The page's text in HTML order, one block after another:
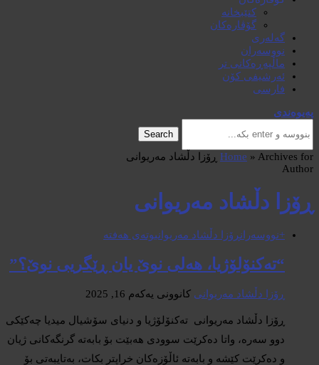
کتێبخانە
گۆڤارەکان
گەلەری
نووسەران
ماڵپەڕەکانی تر
ئەرشیفی کۆن
فارسی
پەیوەندی
Search
Home » Archives for ڕۆزا دڵشاد مەریوانی
Author
ڕۆزا دڵشاد مەریوانی
+نووسەرانڕۆزا دڵشاد مەریوانیوتەی هەفتە
“تەکنۆلۆژیا، هەلی نوێ یان ڕێگریی نوێ؟”
ڕۆزا دڵشاد مەریوانی کانوونی یەکەم 16, 2025
ڕۆزا دڵشاد مەریوانی تەکنۆلۆژیا و دنیای سۆشیال میدیا چەکێکی
دوو سەرە، واتا دەکرێت سوودی هەبێت بۆ بابەتە گرنگەکانی ژیان
و دەکرێت کێشە و بابەتە ئاڵۆزەکان خراپتر بکات، بەتایبەتی بۆ